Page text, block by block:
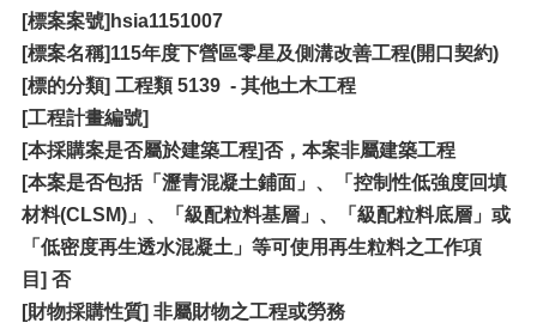
[標案案號]hsia1151007
[標案名稱]115年度下營區零星及側溝改善工程(開口契約)
[標的分類] 工程類 5139 - 其他土木工程
[工程計畫編號]
[本採購案是否屬於建築工程]否，本案非屬建築工程
[本案是否包括「瀝青混凝土鋪面」、「控制性低強度回填
材料(CLSM)」、「級配粒料基層」、「級配粒料底層」或
「低密度再生透水混凝土」等可使用再生粒料之工作項
目] 否
[財物採購性質] 非屬財物之工程或勞務